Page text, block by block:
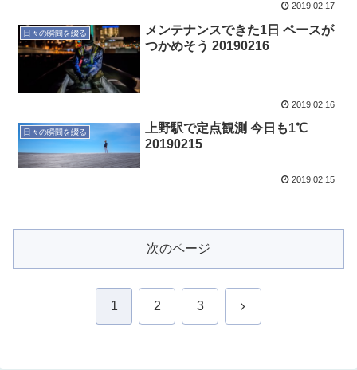
2019.02.17
日々の瞬間を綴る
メンテナンスできた1日 ペースが
つかめそう 20190216
2019.02.16
日々の瞬間を綴る
上野駅で定点観測 今日も1℃
20190215
2019.02.15
次のページ
1 2 3 次